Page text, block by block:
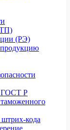
(РЭ)
ГОСТ Р
таможенного
штрих-кода